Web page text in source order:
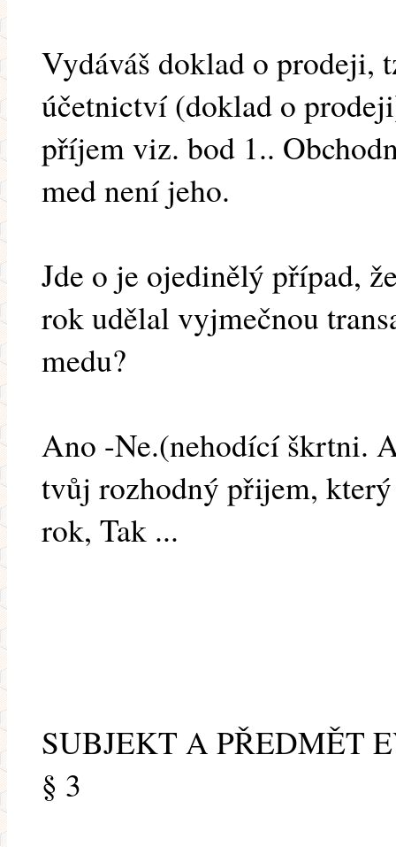
Vydáváš doklad o prodeji,
účetnictví (doklad o
příjem viz. bod 1..
med není jeho.
Jde o je ojedinělý případ,
rok udělal vyjmečnou
medu?
Ano -Ne.(nehodící škrtni.
tvůj rozhodný přijem,
rok, Tak ...
SUBJEKT A PŘEDMĚT
§ 3